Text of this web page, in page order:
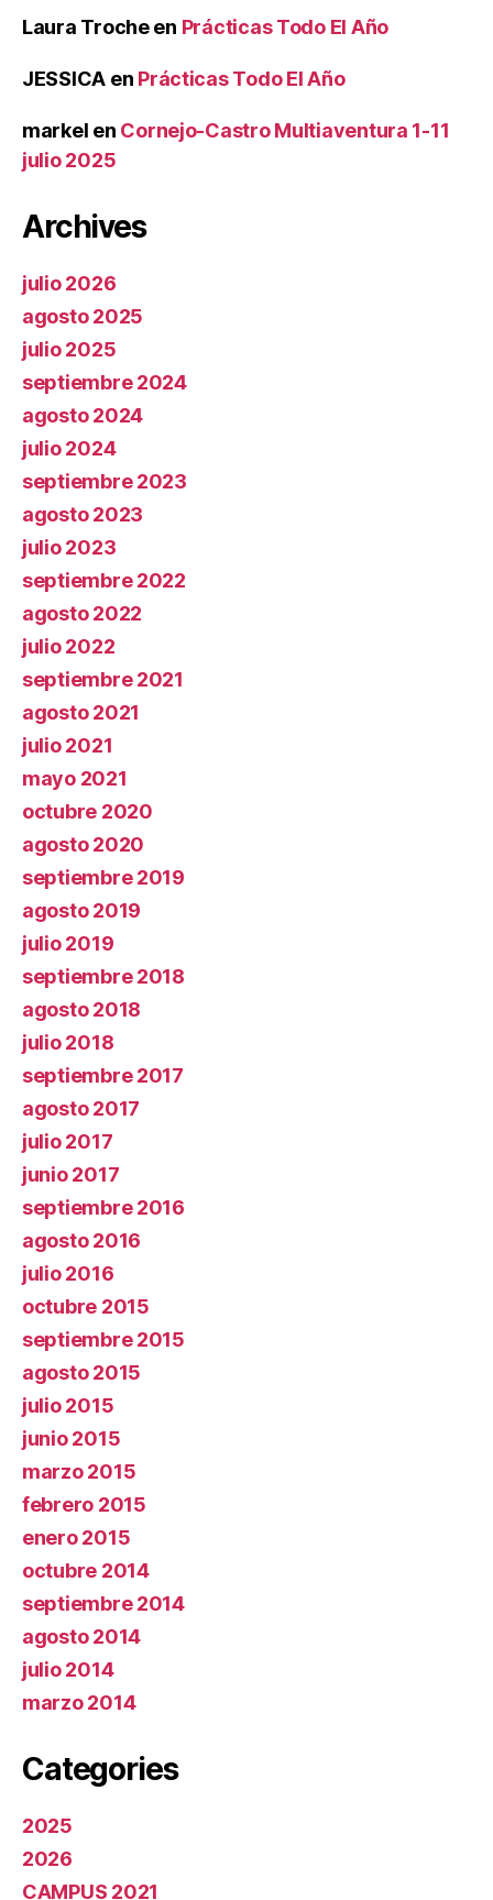
Laura Trocheen Prácticas Todo El Año
JESSICA en Prácticas Todo El Año
markel en Cornejo-Castro Multiaventura 1-11
julio 2025
Archives
julio 2026
agosto 2025
julio 2025
septiembre 2024
agosto 2024
julio 2024
septiembre 2023
agosto 2023
julio 2023
septiembre 2022
agosto 2022
julio 2022
septiembre 2021
agosto 2021
julio 2021
mayo 2021
octubre 2020
agosto 2020
septiembre 2019
agosto 2019
julio 2019
septiembre 2018
agosto 2018
julio 2018
septiembre 2017
agosto 2017
julio 2017
junio 2017
septiembre 2016
agosto 2016
julio 2016
octubre 2015
septiembre 2015
agosto 2015
julio 2015
junio 2015
marzo 2015
febrero 2015
enero 2015
octubre 2014
septiembre 2014
agosto 2014
julio 2014
marzo 2014
Categories
2025
2026
CAMPUS 2021